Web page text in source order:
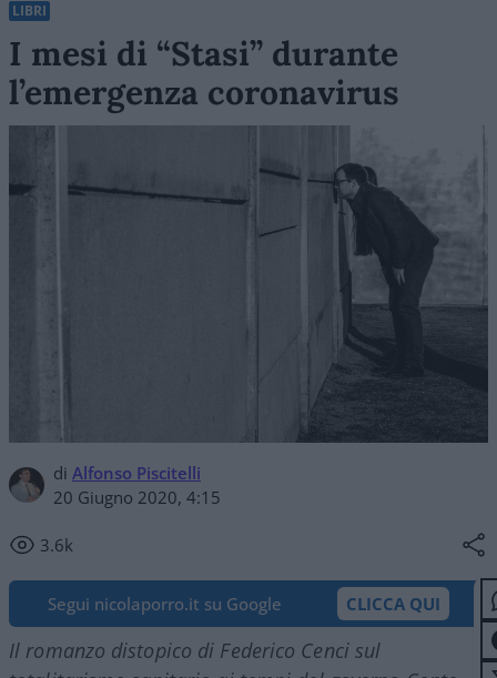
LIBRI
I mesi di “Stasi” durante
l’emergenza coronavirus
di Alfonso Piscitelli
20 Giugno 2020, 4:15
3.6k
Segui nicolaporro.it su Google CLICCA QUI
Il romanzo distopico di Federico Cenci sul